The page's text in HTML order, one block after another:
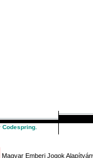
Magyar Emberi Jogok